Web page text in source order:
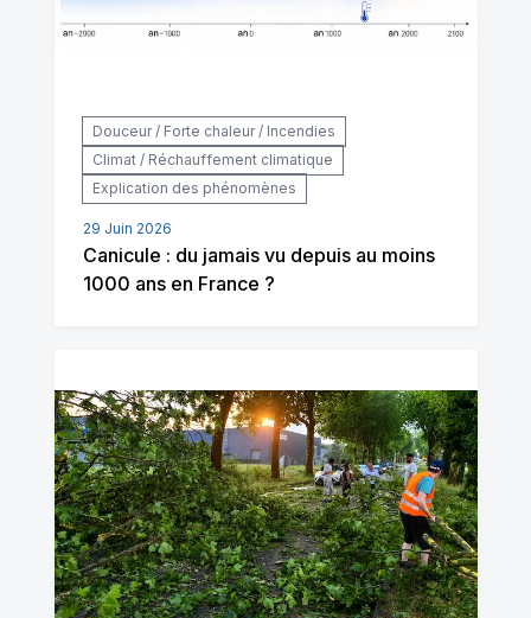
Douceur / Forte chaleur / Incendies
Climat / Réchauffement climatique
Explication des phénomènes
29 Juin 2026
Canicule : du jamais vu depuis au moins
1000 ans en France ?